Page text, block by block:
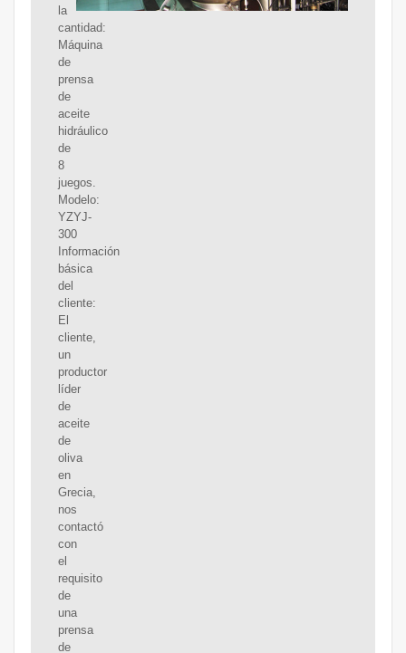
la
cantidad:
Máquina
de
prensa
de
aceite
hidráulico
de
8
juegos.
Modelo:
YZYJ-
300
Información
básica
del
cliente:
El
cliente,
un
productor
líder
de
aceite
de
oliva
en
Grecia,
nos
contactó
con
el
requisito
de
una
prensa
de